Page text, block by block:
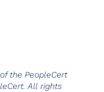
the PeopleCert
All rights